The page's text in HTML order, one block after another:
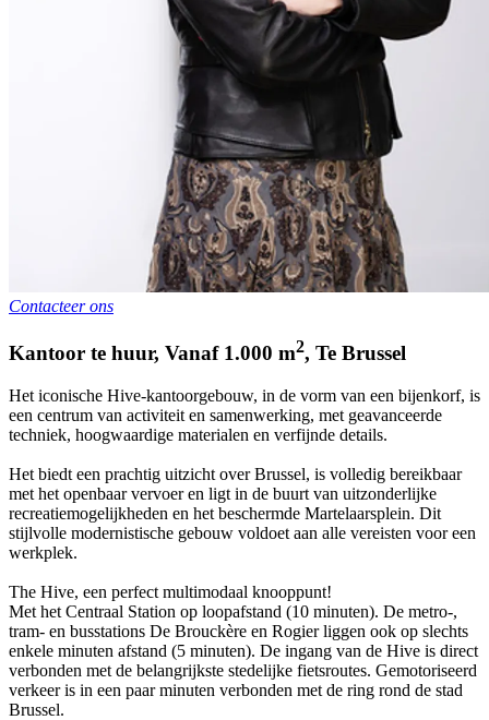
Contacteer ons
Kantoor te huur, Vanaf 1.000 m2, Te Brussel
Het iconische Hive-kantoorgebouw, in de vorm van een bijenkorf, is
een centrum van activiteit en samenwerking, met geavanceerde
techniek, hoogwaardige materialen en verfijnde details.
Het biedt een prachtig uitzicht over Brussel, is volledig bereikbaar
met het openbaar vervoer en ligt in de buurt van uitzonderlijke
recreatiemogelijkheden en het beschermde Martelaarsplein. Dit
stijlvolle modernistische gebouw voldoet aan alle vereisten voor een
werkplek.
The Hive, een perfect multimodaal knooppunt!
Met het Centraal Station op loopafstand (10 minuten). De metro-,
tram- en busstations De Brouckère en Rogier liggen ook op slechts
enkele minuten afstand (5 minuten). De ingang van de Hive is direct
verbonden met de belangrijkste stedelijke fietsroutes. Gemotoriseerd
verkeer is in een paar minuten verbonden met de ring rond de stad
Brussel.